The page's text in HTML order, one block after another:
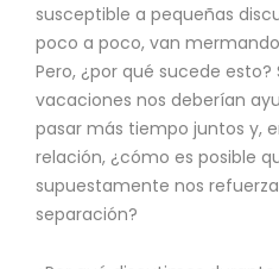
susceptible a pequeñas
poco a poco, van
Pero, ¿por qué sucede esto?
vacaciones nos deberían
pasar más tiempo juntos y,
relación, ¿cómo es posible
supuestamente nos
separación?